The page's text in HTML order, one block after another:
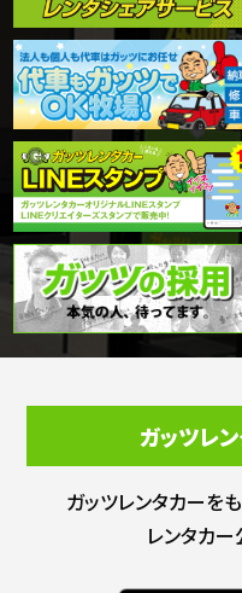
ガッツレ
ガッツレンタカーを
レンタカー